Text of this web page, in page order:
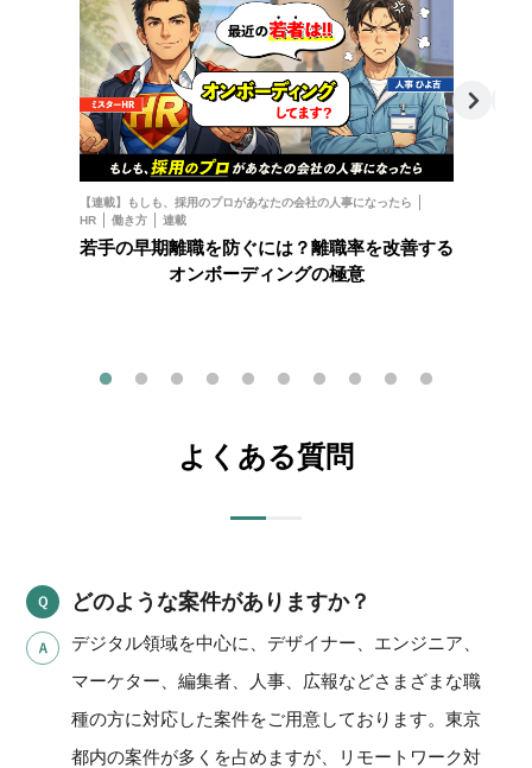
【連載】もしも、採用のプロがあなたの会社の人事になったら
HR
働き方 連載
若手の早期離職を防ぐには？離職率を改善する
オンボーディングの極意
よくある質問
どのような案件がありますか？
デジタル領域を中心に、デザイナー、エンジニア、
マーケター、編集者、人事、広報などさまざまな職
種の方に対応した案件をご用意しております。東京
都内の案件が多くを占めますが、リモートワーク対